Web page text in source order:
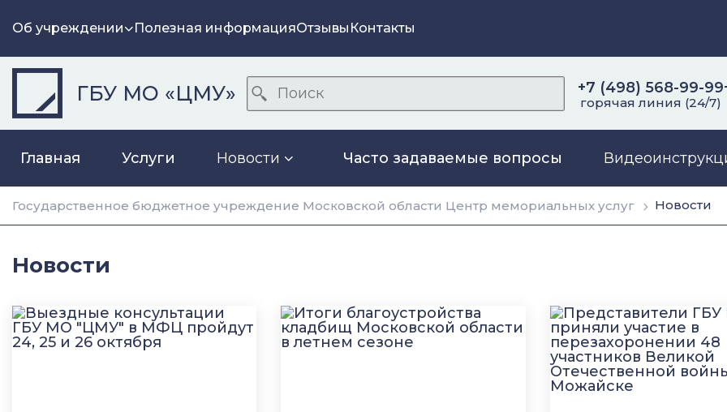
Об учреждении Полезная информацияОтзывы Контакты
ГБУ МО «ЦМУ» +7 (498) 568-99-99
горячая линия (24/7)
Главная Услуги Новости Часто задаваемые вопросы
Государственное бюджетное учреждение Московской области Центр мемориальных услуг Новости
Новости